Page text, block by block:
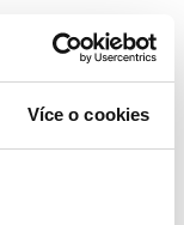
Více o cookies